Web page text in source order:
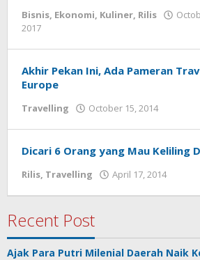
Bisnis, Ekonomi, Kuliner, Rilis
2017
Hilman
Akhir Pekan Ini, Ada Pameran
Europe
Travelling October 15, 2014
Dicari 6 Orang yang Mau Keliling
Rilis, Travelling April 17, 2014
Recent Post
Ajak Para Putri Milenial Daerah Naik